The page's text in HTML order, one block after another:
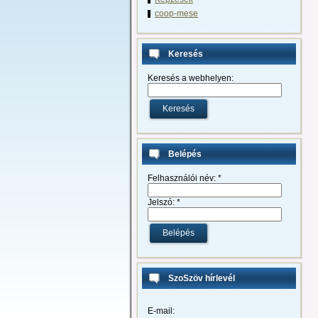
coop-mese
Keresés
Keresés a webhelyen:
Belépés
Felhasználói név: *
Jelszó: *
SzoSzöv hírlevél
E-mail: